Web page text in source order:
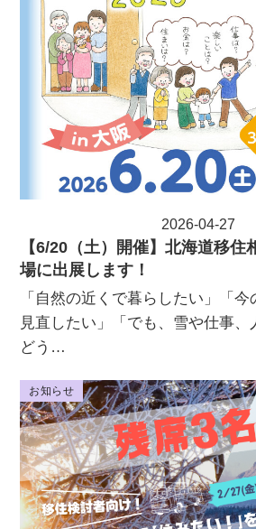
【6/20（土）開催】北海道移住
場に出展します！
「自然の近くで暮らしたい」「
見直したい」「でも、雪や仕事
どう…
投稿日
2026-04-27
お知らせ